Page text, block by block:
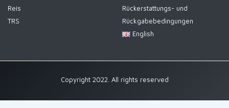
Reis
TRS
Rückerstattungs- und
Rückgabebedingungen
English
Copyright 2022. All rights reserved